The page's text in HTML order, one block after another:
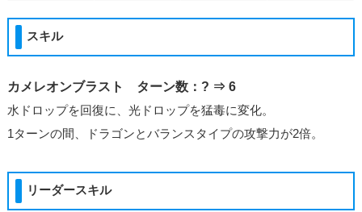
スキル
カメレオンブラスト ターン数：? ⇒ 6
水ドロップを回復に、光ドロップを猛毒に変化。
1ターンの間、ドラゴンとバランスタイプの攻撃力が2倍。
リーダースキル